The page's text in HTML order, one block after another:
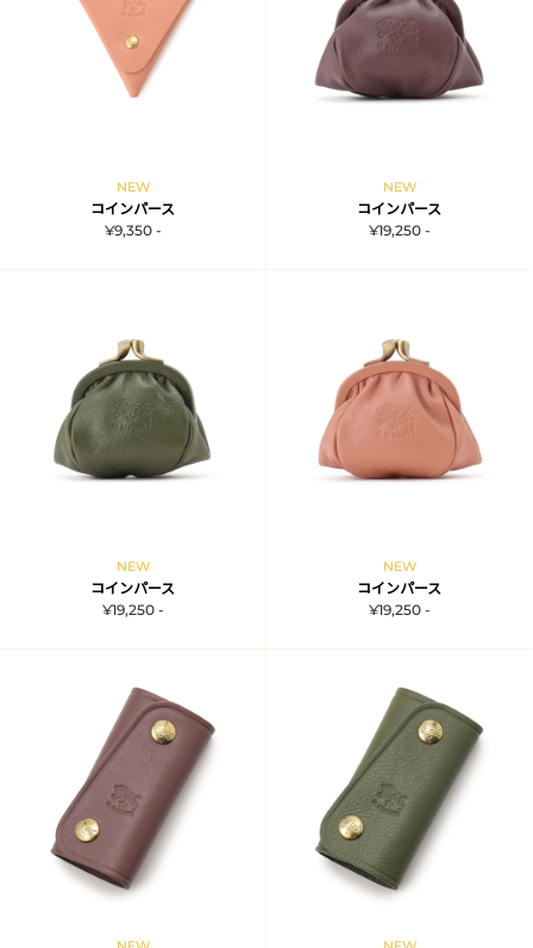
NEW
コインパース
¥9,350 -
NEW
コインパース
¥19,250 -
NEW
コインパース
¥19,250 -
NEW
コインパース
¥19,250 -